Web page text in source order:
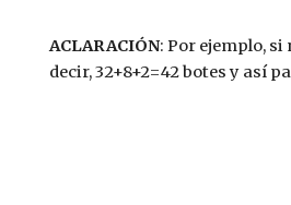
ACLARACIÓN: Por ejemplo, si
decir, 32+8+2=42 botes y así